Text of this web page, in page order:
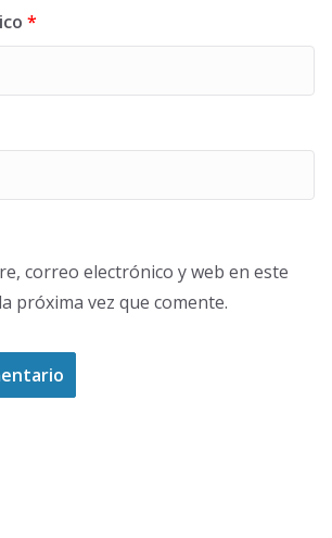
*
correo electrónico y web en este
próxima vez que comente.